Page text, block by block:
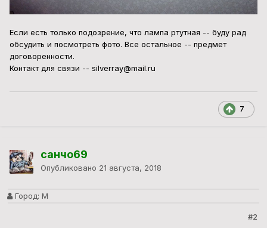
Если есть только подозрение, что лампа ртутная -- буду рад
обсудить и посмотреть фото. Все остальное -- предмет
договоренности.
Контакт для связи -- silverray@mail.ru
7
санчо69
Опубликовано 21 августа, 2018
Город: М
#2